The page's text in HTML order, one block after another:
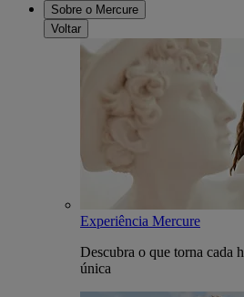
Sobre o Mercure
Voltar
Experiência Mercure
Descubra o que torna cada
única